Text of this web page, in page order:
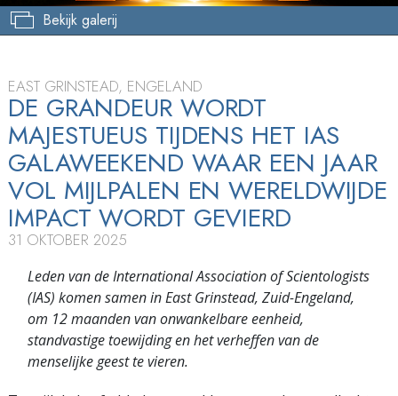
Bekijk galerij
EAST GRINSTEAD, ENGELAND
DE GRANDEUR WORDT
MAJESTUEUS TIJDENS HET IAS
GALAWEEKEND WAAR EEN JAAR
VOL MIJLPALEN EN WERELDWIJDE
IMPACT WORDT GEVIERD
31 OKTOBER 2025
Leden van de International Association of Scientologists
(IAS) komen samen in East Grinstead, Zuid-Engeland,
om 12 maanden van onwankelbare eenheid,
standvastige toewijding en het verheffen van de
menselijke geest te vieren.